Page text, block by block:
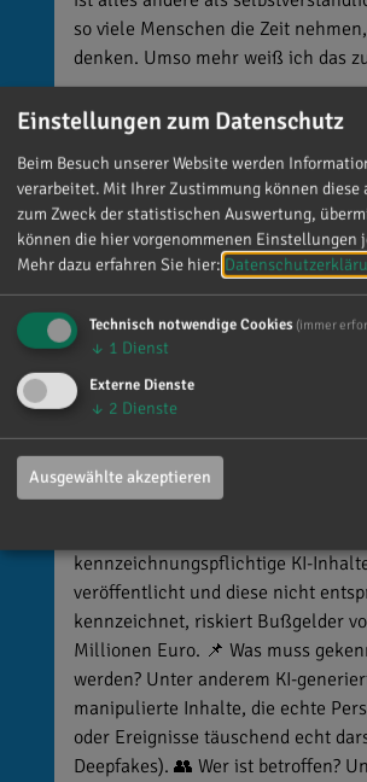
so viele Menschen die Zeit
denken. Umso mehr weiß ich das
vor 6 Tagen
sofort gelten neue Vorschriften für
Kennzeichnung bestimmter KI-
kennzeichnungspflichtige KI-
veröffentlicht und diese nicht
kennzeichnet, riskiert Bußgelder
Millionen Euro. 📌 Was muss
werden? Unter anderem KI-
manipulierte Inhalte, die echte
oder Ereignisse täuschend echt
Deepfakes). 👥 Wer ist betroffen?
Einstellungen zum Datenschutz
Beim Besuch unserer Website werden
verarbeitet. Mit Ihrer Zustimmung können diese
zum Zweck der statistischen Auswertung,
können die hier vorgenommenen Einstellungen
Mehr dazu erfahren Sie hier:
Technisch notwendige Cookies (immer
↓ 1 Dienst
Externe Dienste
↓ 2 Dienste
Ausgewählte akzeptieren